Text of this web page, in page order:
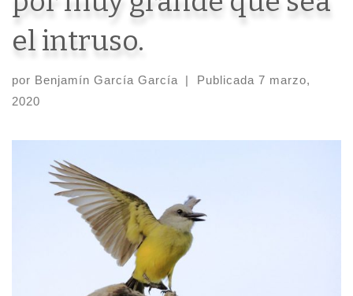
el intruso.
por Benjamín García García | Publicada 7 marzo,
2020